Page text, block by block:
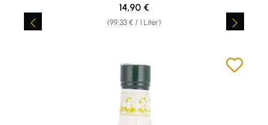
(99,33 € / 1 Liter)
Regulärer Preis:
14,90 €